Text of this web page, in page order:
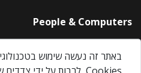
People & Computers
About Us
Privacy Policy
באתר זה נעשה שימוש